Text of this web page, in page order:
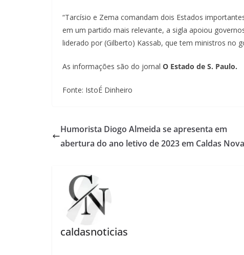
“Tarcísio e Zema comandam dois Estados
em um partido mais relevante, a sigla apoiou
liderado por (Gilberto) Kassab, que tem ministros no
As informações são do jornal O Estado de S. Paulo.
Fonte: IstoÉ Dinheiro
Humorista Diogo Almeida se apresenta em
abertura do ano letivo de 2023 em Caldas
caldasnoticias